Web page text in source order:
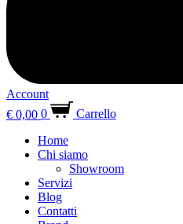
Account
€ 0,00 0
Carrello
Home
Chi siamo
Showroom
Servizi
Blog
Contatti